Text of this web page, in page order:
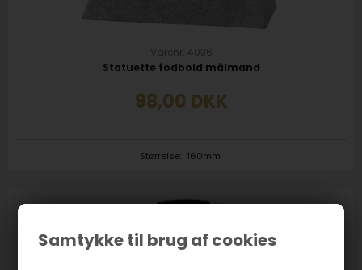
Samtykke til brug af cookies
Varenr. 4036
Statuette fodbold målmand
98,00 DKK
Størrelse: 160mm